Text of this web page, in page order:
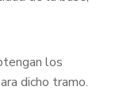
los
dicho tramo.